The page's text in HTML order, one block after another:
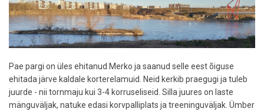
Pae pargi on üles ehitanud Merko ja saanud selle eest õiguse
ehitada järve kaldale korterelamuid. Neid kerkib praegugi ja tuleb
juurde - nii tornmaju kui 3-4 korruseliseid. Silla juures on laste
mänguväljak, natuke edasi korvpalliplats ja treeninguväljak. Ümber